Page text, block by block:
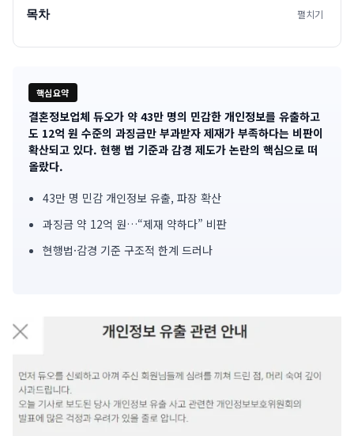
목차 펼치기
핵심요약
기
사
결혼정보업체 듀오가 약 43만 명의 민감한 개인정보를 유출하고
도 12억 원 수준의 과징금만 부과받자 제재가 부족하다는 비판이
확산되고 있다. 현행 법 기준과 감경 제도가 논란의 핵심으로 떠
올랐다.
43만 명 민감 개인정보 유출, 파장 확산
과징금 약 12억 원…“제재 약하다” 비판
현행법·감경 기준 구조적 한계 드러나